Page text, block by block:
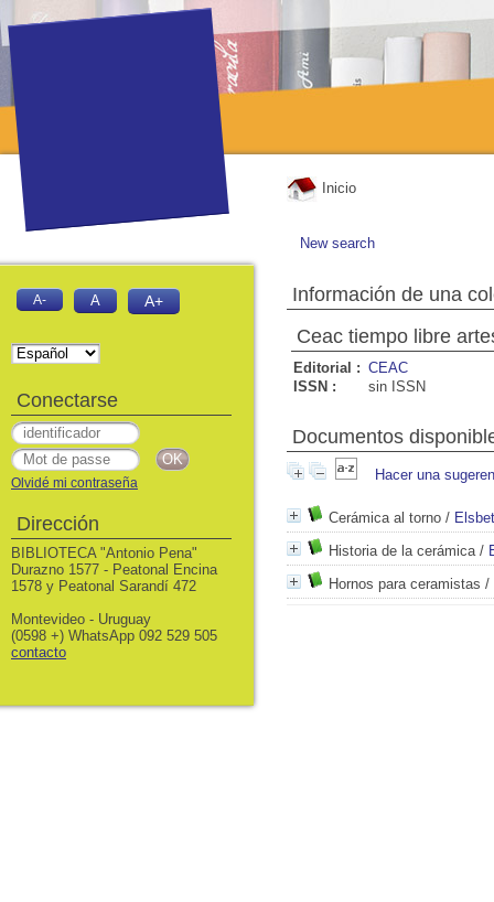
Inicio
New search
Información de una
Ceac tiempo libre
Editorial : CEAC
ISSN :
sin ISSN
Documentos
Hacer una
Cerámica al torno /
Historia de la cerámica/
Hornos para ceramistas /
A- A A+
Conectarse
Olvidé mi contraseña
Dirección
BIBLIOTECA "Antonio Pena"
Durazno 1577 - Peatonal Encina
1578 y Peatonal Sarandí 472
Montevideo - Uruguay
(0598 +) WhatsApp 092 529 505
contacto